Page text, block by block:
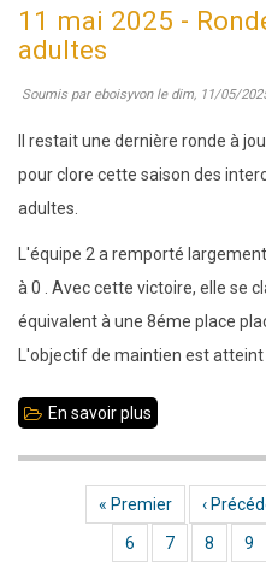
Tournois
et
Marcassins
épisode
11 mai 2025 -
adultes
Soumis par eboisyvonle dim, 11/05/
Il restait une dernière ronde à
pour clore cette saison des
adultes.
L'équipe 2 a remporté
à 0 . Avec cette victoire, elle se
équivalent à une 8éme place
L'objectif de maintien est atteint
En savoir plus
2025
Pagination
Première page
« Premier Page
‹
Page
6 Page
7 Page
8 9